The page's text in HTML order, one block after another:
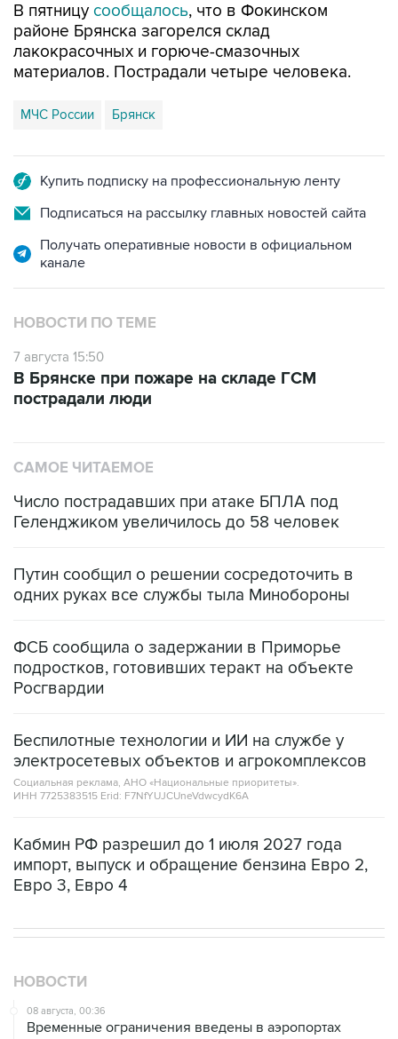
В пятницу сообщалось, что в Фокинском
районе Брянска загорелся склад
лакокрасочных и горюче-смазочных
материалов. Пострадали четыре человека.
МЧС России Брянск
Купить подписку на профессиональную ленту
Подписаться на рассылку главных новостей сайта
Получать оперативные новости в официальном
канале
НОВОСТИ ПО ТЕМЕ
7 августа 15:50
В Брянске при пожаре на складе ГСМ
пострадали люди
САМОЕ ЧИТАЕМОЕ
Число пострадавших при атаке БПЛА под
Геленджиком увеличилось до 58 человек
Путин сообщил о решении сосредоточить в
одних руках все службы тыла Минобороны
ФСБ сообщила о задержании в Приморье
подростков, готовивших теракт на объекте
Росгвардии
Беспилотные технологии и ИИ на службе у
электросетевых объектов и агрокомплексов
Социальная реклама, АНО «Национальные приоритеты».
ИНН 7725383515 Erid: F7NfYUJCUneVdwcydK6A
Кабмин РФ разрешил до 1 июля 2027 года
импорт, выпуск и обращение бензина Евро 2,
Евро 3, Евро 4
НОВОСТИ
08 августа, 00:36
Временные ограничения введены в аэропортах